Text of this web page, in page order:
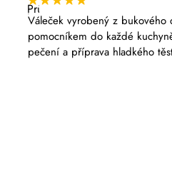
Průměrné
hodnocení
produktu
je
5,0
z
Váleček vyrobený z bukového
pomocníkem do každé
pečení a příprava hladkého